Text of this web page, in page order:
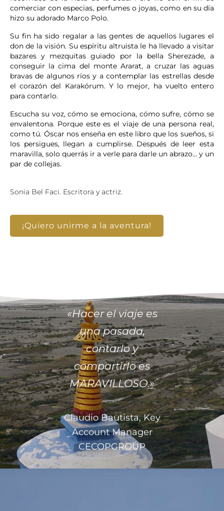
comerciar con especias, perfumes o joyas, como en su día
hizo su adorado Marco Polo.
Su fin ha sido regalar a las gentes de aquellos lugares el
don de la visión. Su espíritu altruista le ha llevado a visitar
bazares y mezquitas guiado por la bella Sherezade, a
conseguir la cima del monte Ararat, a cruzar las aguas
bravas de algunos ríos y a contemplar las estrellas desde
el corazón del Karakórum. Y lo mejor, ha vuelto entero
para contarlo.
Escucha su voz, cómo se emociona, cómo sufre, cómo se
envalentona. Porque este es el viaje de una persona real,
como tú. Óscar nos enseña en este libro que los sueños, si
los persigues, llegan a cumplirse. Después de leer esta
maravilla, solo querrás ir a verle para darle un abrazo… y un
par de collejas.
Sonia Bel Faci. Escritora y actriz.
¡Quiero unirme a la aventura!
«Hacer el viaje es
una pasada,
contarlo y
compartirlo es
MARAVILLOSO.»
Claudio Bautista, Key
Account Manager
CECOPGROUP